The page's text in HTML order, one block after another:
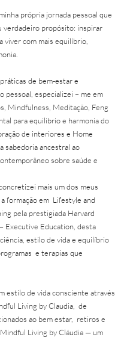
própria jornada pessoal que
verdadeiro propósito: inspirar
viver com mais equilíbrio,
de bem-estar e
pessoal, especializei – me em
Mindfulness, Meditação, Feng
para equilibrio e harmonia do
de interiores e Home
sabedoria ancestral ao
sobre saúde e
estar.
mais um dos meus
formação em Lifestyle and
pela prestigiada Harvard
Executive Education, desta
estilo de vida e equilíbrio
e terapias que
estilo de vida consciente através
Living by Claudia, de
ao bem estar, retiros e
Living by Cláudia — um